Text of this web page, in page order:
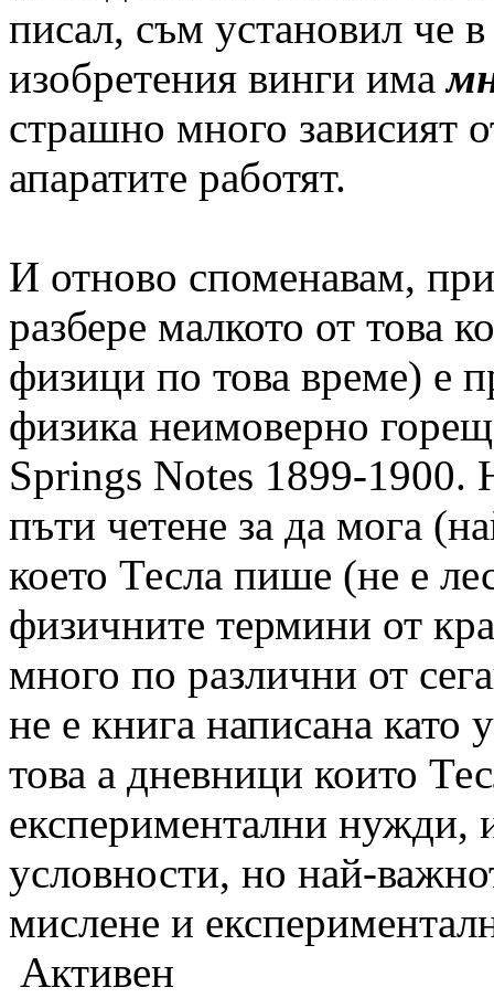
писал, съм установил че
изобретения винги има
страшно много зависият
апаратите работят.
И отново споменавам,
разбере малкото от това
физици по това време) е
физика неимоверно
Springs Notes 1899-1900.
пъти четене за да мога
което Тесла пише (не е
физичните термини от
много по различни от
не е книга написана
това а дневници които
експериментални нужди,
условности, но най-
мислене и
Активен